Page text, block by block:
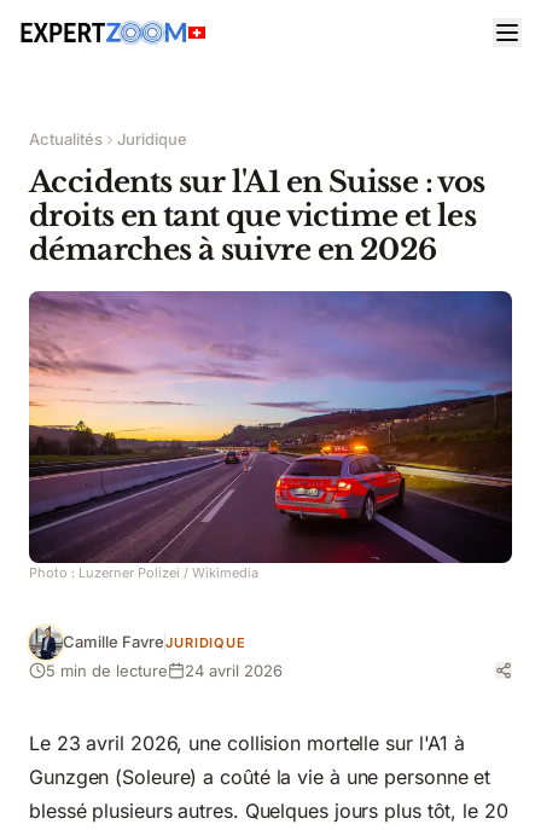
Actualités Juridique
Accidents sur l'A1 en Suisse : vos
droits en tant que victime et les
démarches à suivre en 2026
Photo : Luzerner Polizei / Wikimedia
Camille FavreJURIDIQUE
5 min de lecture 24 avril 2026
Le 23 avril 2026, une collision mortelle sur l'A1 à
Gunzgen (Soleure) a coûté la vie à une personne et
blessé plusieurs autres. Quelques jours plus tôt, le 20